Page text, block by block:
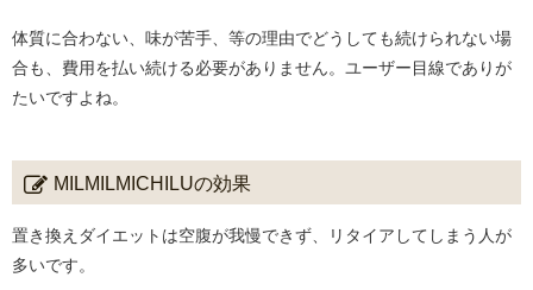
体質に合わない、味が苦手、等の理由でどうしても続けられない場
合も、費用を払い続ける必要がありません。ユーザー目線でありが
たいですよね。
MILMILMICHILUの効果
置き換えダイエットは空腹が我慢できず、リタイアしてしまう人が
多いです。